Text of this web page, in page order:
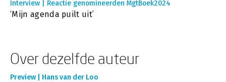
Interview | Reactie genomineerden MgtBoek2024
‘Mijn agenda puilt uit’
Over dezelfde auteur
Preview | Hans van der Loo